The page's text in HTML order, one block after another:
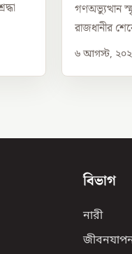
গণঅভ্যুত্থান
রাজধানীর
৬ আগস্ট,
বিভাগ
নারী